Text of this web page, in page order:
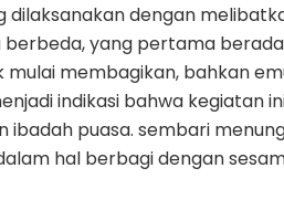
dilaksanakan dengan
berbeda, yang pertama
membagikan, bahkan
indikasi bahwa kegiatan
puasa. sembari
hal berbagi dengan